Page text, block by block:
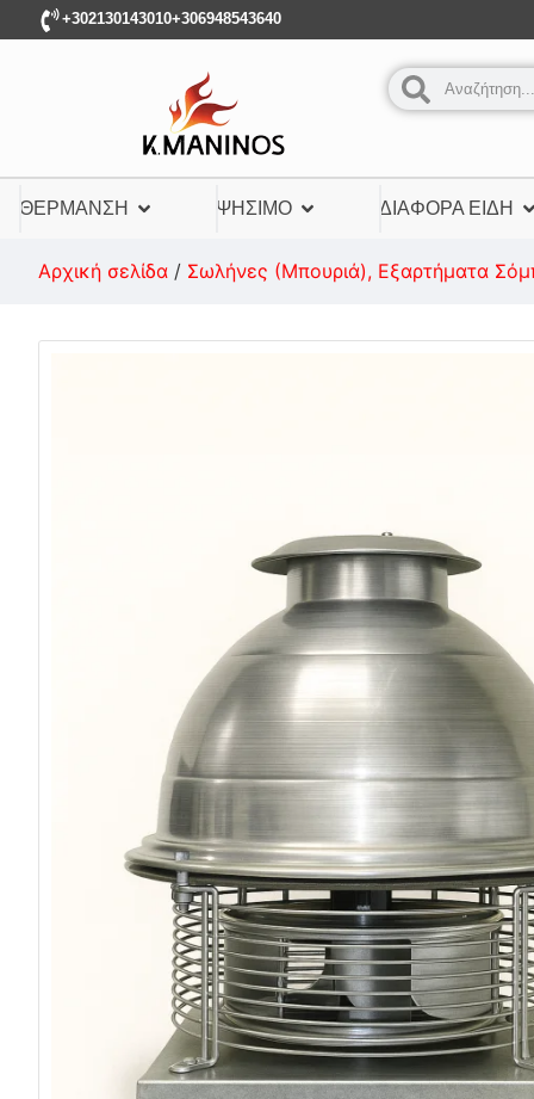
+302130143010+306948543640
ΘΈΡΜΑΝΣΗ ΨΉΣΙΜΟ ΔΙΆΦΟΡΑ ΕΊΔΗ
Αρχική σελίδα / Σωλήνες (Μπουριά), Εξαρτήματα